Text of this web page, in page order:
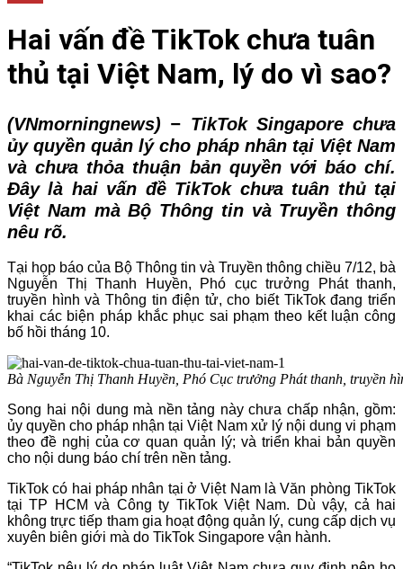
Hai vấn đề TikTok chưa tuân
thủ tại Việt Nam, lý do vì sao?
(VNmorningnews) − TikTok Singapore chưa
ủy quyền quản lý cho pháp nhân tại Việt Nam
và chưa thỏa thuận bản quyền với báo chí.
Đây là hai vấn đề TikTok chưa tuân thủ tại
Việt Nam màBộ Thông tin và Truyền thông
nêu rõ.
Tại họp báo của Bộ Thông tin và Truyền thông chiều 7/12, bà
Nguyễn Thị Thanh Huyền, Phó cục trưởng Phát thanh,
truyền hình và Thông tin điện tử, cho biết TikTok đang triển
khai các biện pháp khắc phục sai phạm theo kết luận công
bố hồi tháng 10.
Bà Nguyễn Thị Thanh Huyền, Phó Cục trưởng Phát thanh, truyền
Song hai nội dung mà nền tảng này chưa chấp nhận, gồm:
ủy quyền cho pháp nhận tại Việt Nam xử lý nội dung vi phạm
theo đề nghị của cơ quan quản lý; và triển khai bản quyền
cho nội dung báo chí trên nền tảng.
TikTok có hai pháp nhân tại ở Việt Nam là Văn phòng TikTok
tại TP HCM và Công ty TikTok Việt Nam. Dù vậy, cả hai
không trực tiếp tham gia hoạt động quản lý, cung cấp dịch vụ
xuyên biên giới mà do TikTok Singapore vận hành.